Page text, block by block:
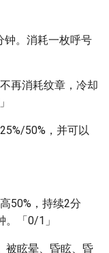
钟。消耗一枚呼号
再消耗纹章，冷却
50%，并可以
50%，持续2分
「0/1」
被眩晕、昏眩、昏